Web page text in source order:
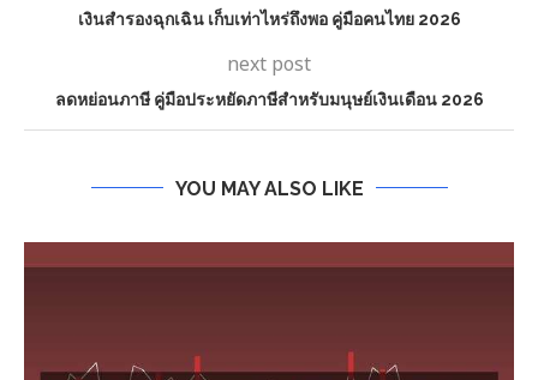
เงินสำรองฉุกเฉิน เก็บเท่าไหร่ถึงพอ คู่มือคนไทย 2026
next post
ลดหย่อนภาษี คู่มือประหยัดภาษีสำหรับมนุษย์เงินเดือน 2026
YOU MAY ALSO LIKE